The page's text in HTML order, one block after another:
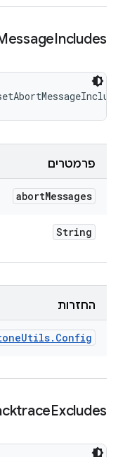
Includes
פרמטרים
abortMessages
String
החזרות
Utils. Config
Excludes